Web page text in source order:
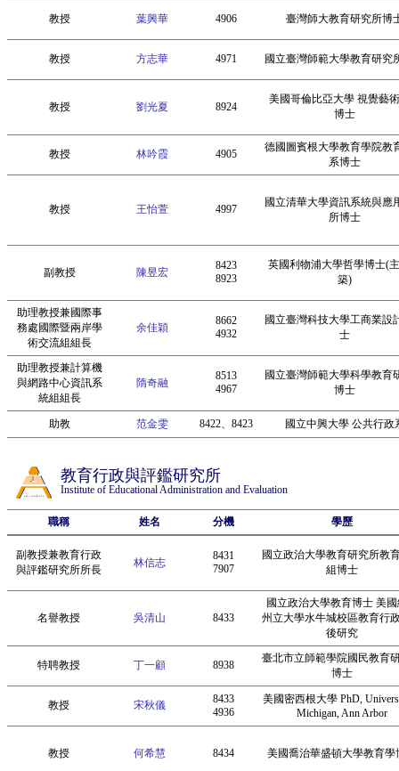
教授 葉興華 4906 臺灣師大教育研究所博
教授 方志華 4971 國立臺灣師範大學教育研究
教授 劉光夏 8924
美國哥倫比亞大學 視覺藝
博士
教授 林吟霞 4905
德國圖賓根大學教育學院教
系博士
教授 王怡萱 4997
國立清華大學資訊系統與應
所博士
副教授 陳昱宏
8423
8923
英國利物浦大學哲學博士(
築)
助理教授兼國際事
務處國際暨兩岸學
術交流組組長
余佳穎
8662
4932
國立臺灣科技大學工商業設
士
助理教授兼計算機
與網路中心資訊系
統組組長
隋奇融
8513
4967
國立臺灣師範大學科學教育
博士
助教 范金雯 8422、8423 國立中興大學 公共行政
教育行政與評鑑研究所
Institute of Educational Administration and Evaluation
職稱 姓名 分機 學歷
副教授兼教育行政
與評鑑研究所所長
林信志
8431
7907
國立政治大學教育研究所教
組博士
名譽教授 吳清山 8433
國立政治大學教育博士 美
州立大學水牛城校區教育行
後研究
特聘教授 丁一顧 8938
臺北市立師範學院國民教育
博士
教授 宋秋儀
8433
4936
美國密西根大學 PhD,
Michigan, Ann Arbor
教授 何希慧 8434 美國喬治華盛頓大學教育學